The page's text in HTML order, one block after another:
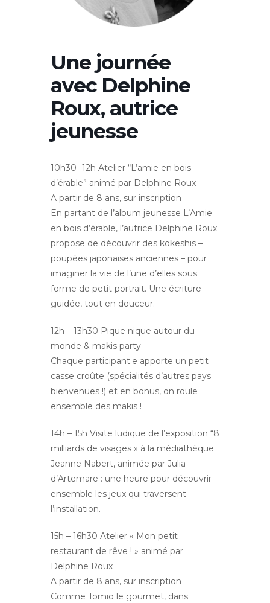
Une journée
avec Delphine
Roux, autrice
jeunesse
10h30 -12h Atelier “L’amie en bois
d’érable” animé par Delphine Roux
A partir de 8 ans, sur inscription
En partant de l’album jeunesse L’Amie
en bois d’érable, l’autrice Delphine Roux
propose de découvrir des kokeshis –
poupées japonaises anciennes – pour
imaginer la vie de l’une d’elles sous
forme de petit portrait. Une écriture
guidée, tout en douceur.
12h – 13h30 Pique nique autour du
monde & makis party
Chaque participant.e apporte un petit
casse croûte (spécialités d’autres pays
bienvenues !) et en bonus, on roule
ensemble des makis !
14h – 15h Visite ludique de l’exposition “8
milliards de visages » à la médiathèque
Jeanne Nabert, animée par Julia
d’Artemare : une heure pour découvrir
ensemble les jeux qui traversent
l’installation.
15h – 16h30 Atelier « Mon petit
restaurant de rêve ! » animé par
Delphine Roux
A partir de 8 ans, sur inscription
Comme Tomio le gourmet, dans